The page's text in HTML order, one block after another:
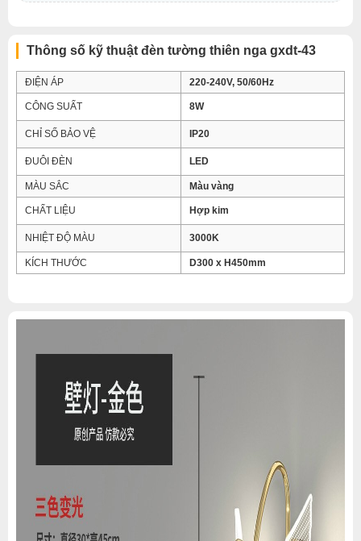
Thông số kỹ thuật đèn tường thiên nga gxdt-43
ĐIỆN ÁP 220-240V, 50/60Hz
CÔNG SUẤT 8W
CHỈ SỐ BẢO VỆ IP20
ĐUÔI ĐÈN LED
MÀU SẮC Màu vàng
CHẤT LIỆU Hợp kim
NHIỆT ĐỘ MÀU 3000K
KÍCH THƯỚC D300 x H450mm